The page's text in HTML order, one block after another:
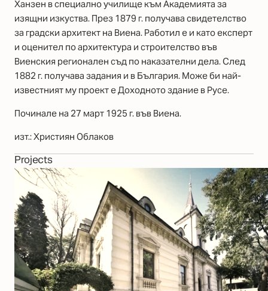
Ханзен в специално училище към Академията за
изящни изкуства. През 1879 г. получава свидетелство
за градски архитект на Виена. Работил е и като експерт
и оценител по архитектура и строителство във
Виенския регионален съд по наказателни дела. След
1882 г. получава задания и в България. Може би най-
известният му проект е Доходното здание в Русе.
Починале на 27 март 1925 г. във Виена.
изт.: Християн Облаков
Projects